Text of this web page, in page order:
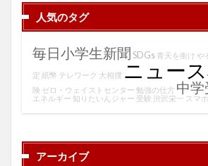
人気のタグ
毎日小学生新聞 SDGs 青天を衝け や
定 紙幣 テレワーク 大相撲 ニュー
険 ゼロ・ウェイストセンター 勉強の仕方 中学
エネルギー 知りたいんジャー 受験 渋沢栄一 スマホ
アーカイブ